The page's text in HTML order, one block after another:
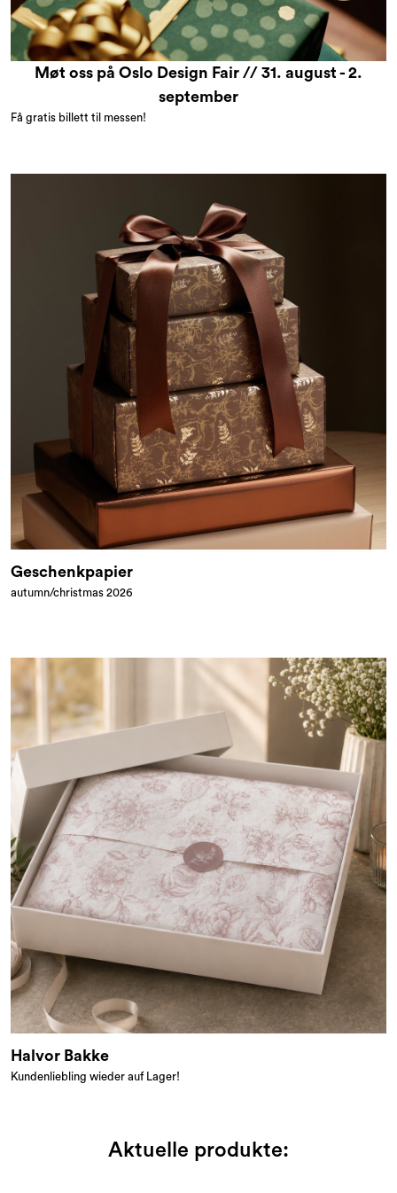
Møt oss på Oslo Design Fair // 31. august - 2.
september
Få gratis billett til messen!
Geschenkpapier
autumn/christmas 2026
Halvor Bakke
Kundenliebling wieder auf Lager!
Aktuelle produkte:
Angebote und Outlet